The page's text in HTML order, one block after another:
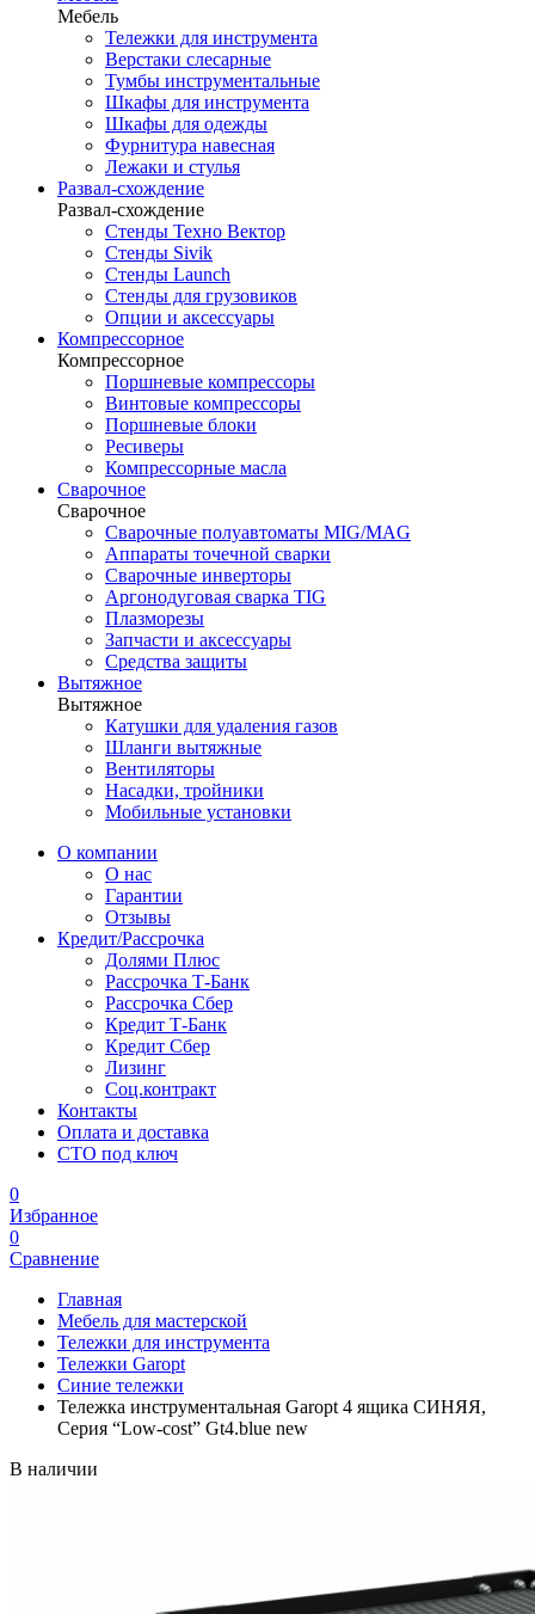
Мебель
Тележки для инструмента
Верстаки слесарные
Тумбы инструментальные
Шкафы для инструмента
Шкафы для одежды
Фурнитура навесная
Лежаки и стулья
Развал-схождение
Развал-схождение
Стенды Техно Вектор
Стенды Sivik
Стенды Launch
Стенды для грузовиков
Опции и аксессуары
Компрессорное
Компрессорное
Поршневые компрессоры
Винтовые компрессоры
Поршневые блоки
Ресиверы
Компрессорные масла
Сварочное
Сварочное
Сварочные полуавтоматы MIG/MAG
Аппараты точечной сварки
Сварочные инверторы
Аргонодуговая сварка TIG
Плазморезы
Запчасти и аксессуары
Средства защиты
Вытяжное
Вытяжное
Катушки для удаления газов
Шланги вытяжные
Вентиляторы
Насадки, тройники
Мобильные установки
О компании
О нас
Гарантии
Отзывы
Кредит/Рассрочка
Долями Плюс
Рассрочка Т-Банк
Рассрочка Сбер
Кредит Т-Банк
Кредит Сбер
Лизинг
Соц.контракт
Контакты
Оплата и доставка
СТО под ключ
0
Избранное
0
Сравнение
Главная
Мебель для мастерской
Тележки для инструмента
Тележки Garopt
Синие тележки
Тележка инструментальная Garopt 4 ящика СИНЯЯ,
Серия “Low-cost” Gt4.blue new
В наличии